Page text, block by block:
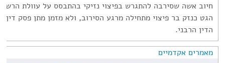
חיוב אשה שסירבה להתגרש בפיצוי נזיקי בהתבסס על עוולת
הגט כנזק בר פיצוי מתחילה מרגע הסירוב, ולא מזמן מתן פסק דין
הדין הרבני.
מאמרים אקדמיים